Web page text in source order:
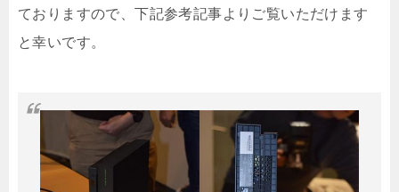
ておりますので、下記参考記事よりご覧いただけます
と幸いです。